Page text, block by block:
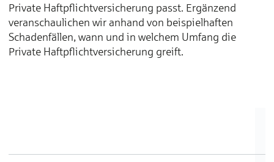
Private Haftpflichtversicherung passt. Ergänzend
veranschaulichen wir anhand von beispielhaften
Schadenfällen, wann und in welchem Umfang die
Private Haftpflichtversicherung greift.